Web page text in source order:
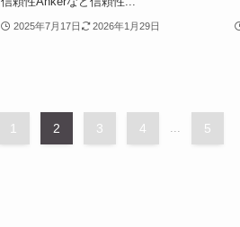
2025年7月17日 2026年1月29日
1 2 3 4 5